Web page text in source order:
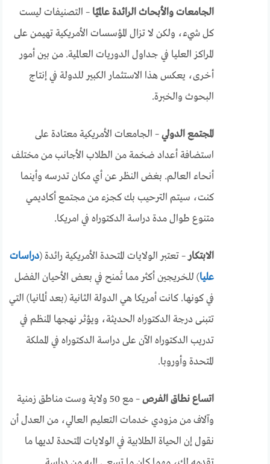
الجامعات والأبحاث الرائدة عالميًا – التصنيفات ليست
كل شيء، ولكن لا تزال المؤسسات الأمريكية تهيمن على
المراكز العليا في جداول الدوريات العالمية. من بين أمور
أخرى، يعكس هذا الاستثمار الكبير للدولة في إنتاج
البحوث والخبرة.
المجتمع الدولي– الجامعات الأمريكية معتادة على
استضافة أعداد ضخمة من الطلاب الأجانب من مختلف
أنحاء العالم. بغض النظر عن أي مكان تدرسه وأينما
كنت، سيتم الترحيب بك كجزء من مجتمع أكاديمي
متنوع طوال مدة دراسة الدكتوراه في امريكا.
الابتكار– تعتبر الولايات المتحدة الأمريكية رائدة (دراسات
عليا) للخريجين أكثر مما تُمنح في بعض الأحيان الفضل
في كونها. كانت أمريكا هي الدولة الثانية (بعد ألمانيا) التي
تتبنى درجة الدكتوراه الحديثة، ويؤثر نهجها المنظم في
تدريب الدكتوراه الآن على دراسة الدكتوراه في المملكة
المتحدة وأوروبا.
اتساع نطاق الفرص
– مع 50 ولاية وست مناطق زمنية
وآلاف من مزودي خدمات التعليم العالي، من العدل أن
نقول إن الحياة الطلابية في الولايات المتحدة لديها ما